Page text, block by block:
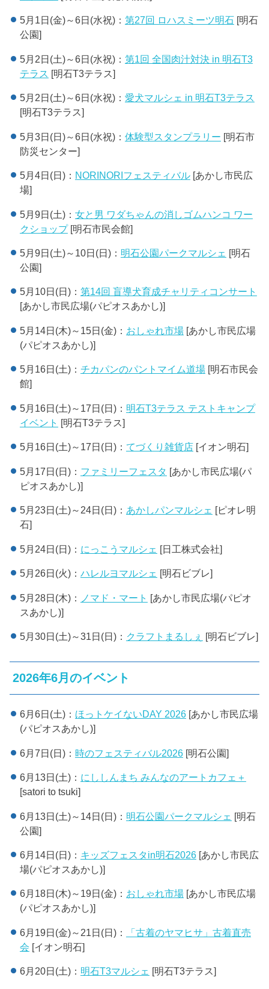
5月1日(金)～6日(水祝)： 第27回 ロハスミーツ明石[明石
公園]
5月2日(土)～6日(水祝)： 第1回 全国肉汁対決 in 明石T3
テラス [明石T3テラス]
5月2日(土)～6日(水祝)： 愛犬マルシェ in 明石T3テラス
[明石T3テラス]
5月3日(日)～6日(水祝)： 体験型スタンプラリー [明石市
防災センター]
5月4日(日)： NORINORIフェスティバル[あかし市民広
場]
5月9日(土)： 女と男 ワダちゃんの消しゴムハンコ ワー
クショップ[明石市民会館]
5月9日(土)～10日(日)： 明石公園パークマルシェ [明石
公園]
5月10日(日)： 第14回 盲導犬育成チャリティコンサート
[あかし市民広場(パピオスあかし)]
5月14日(木)～15日(金)： おしゃれ市場[あかし市民広場
(パピオスあかし)]
5月16日(土)： チカパンのパントマイム道場[明石市民会
館]
5月16日(土)～17日(日)： 明石T3テラス テストキャンプ
イベント [明石T3テラス]
5月16日(土)～17日(日)： てづくり雑貨店[イオン明石]
5月17日(日)： ファミリーフェスタ [あかし市民広場(パ
ピオスあかし)]
5月23日(土)～24日(日)： あかしパンマルシェ [ピオレ明
石]
5月24日(日)： にっこうマルシェ [日工株式会社]
5月26日(火)： ハレルヨマルシェ [明石ビブレ]
5月28日(木)： ノマド・マート [あかし市民広場(パピオ
スあかし)]
5月30日(土)～31日(日)： クラフトまるしぇ [明石ビブレ]
2026年6月のイベント
6月6日(土)： ほっトケイないDAY 2026[あかし市民広場
(パピオスあかし)]
6月7日(日)： 時のフェスティバル2026[明石公園]
6月13日(土)： にししんまち みんなのアートカフェ＋
[satori to tsuki]
6月13日(土)～14日(日)： 明石公園パークマルシェ [明石
公園]
6月14日(日)： キッズフェスタin明石2026[あかし市民広
場(パピオスあかし)]
6月18日(木)～19日(金)： おしゃれ市場[あかし市民広場
(パピオスあかし)]
6月19日(金)～21日(日)：
「古着のヤマヒサ」古着直売
会 [イオン明石]
6月20日(土)： 明石T3マルシェ [明石T3テラス]